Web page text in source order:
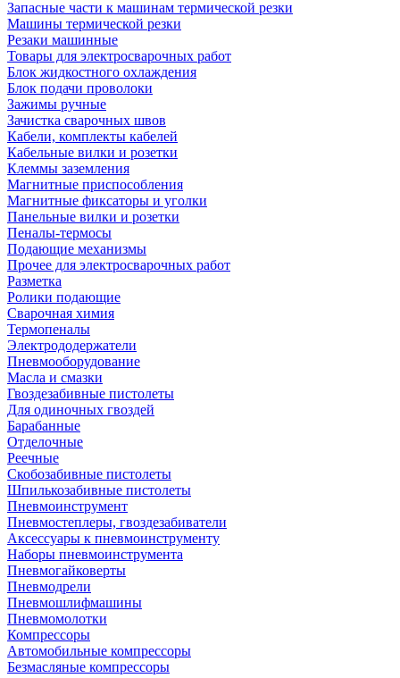
Запасные части к машинам термической резки
Машины термической резки
Резаки машинные
Товары для электросварочных работ
Блок жидкостного охлаждения
Блок подачи проволоки
Зажимы ручные
Зачистка сварочных швов
Кабели, комплекты кабелей
Кабельные вилки и розетки
Клеммы заземления
Магнитные приспособления
Магнитные фиксаторы и уголки
Панельные вилки и розетки
Пеналы-термосы
Подающие механизмы
Прочее для электросварочных работ
Разметка
Ролики подающие
Сварочная химия
Термопеналы
Электрододержатели
Пневмооборудование
Масла и смазки
Гвоздезабивные пистолеты
Для одиночных гвоздей
Барабанные
Отделочные
Реечные
Скобозабивные пистолеты
Шпилькозабивные пистолеты
Пневмоинструмент
Пневмостеплеры, гвоздезабиватели
Аксессуары к пневмоинструменту
Наборы пневмоинструмента
Пневмогайковерты
Пневмодрели
Пневмошлифмашины
Пневмомолотки
Компрессоры
Автомобильные компрессоры
Безмасляные компрессоры